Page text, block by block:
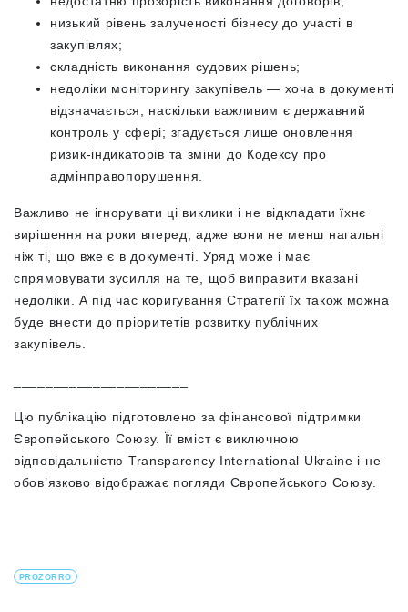
низький рівень залученості бізнесу до участі в
закупівлях;
складність виконання судових рішень;
недоліки моніторингу закупівель — хоча в документі
відзначається, наскільки важливим є державний
контроль у сфері; згадується лише оновлення
ризик-індикаторів та зміни до Кодексу про
адмінправопорушення.
Важливо не ігнорувати ці виклики і не відкладати їхнє
вирішення на роки вперед, адже вони не менш нагальні
ніж ті, що вже є в документі. Уряд може і має
спрямовувати зусилля на те, щоб виправити вказані
недоліки. А під час коригування Стратегії їх також можна
буде внести до пріоритетів розвитку публічних
закупівель.
Цю публікацію підготовлено за фінансової підтримки
Європейського Союзу. Її вміст є виключною
відповідальністю Transparency International Ukraine і не
обов’язково відображає погляди Європейського Союзу.
PROZORRO